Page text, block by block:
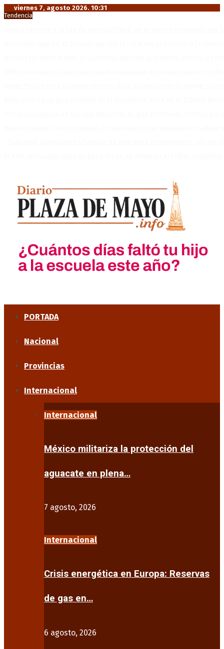
viernes 7, agosto 2026. 10:31
Tendencia
PORTADA
Nacional
Provincias
Internacional
Internacional
México militariza la protección del
aguacate en plena…
7 agosto, 2026
Internacional
Crisis energética en Europa: Reservas
de gas en…
6 agosto, 2026